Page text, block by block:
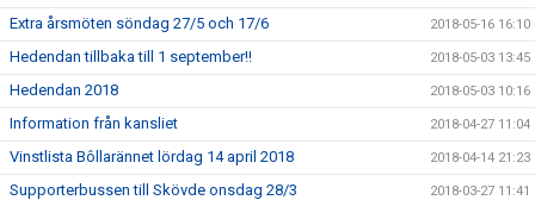
Extra årsmöten söndag 27/5 och 17/6 2018-05-16 16:10
Hedendan tillbaka till 1 september!! 2018-05-03 13:45
Hedendan 2018 2018-05-03 10:16
Information från kansliet 2018-04-27 11:04
Vinstlista Bôllarännet lördag 14 april 2018 2018-04-14 21:23
Supporterbussen till Skövde onsdag 28/3 2018-03-27 11:41